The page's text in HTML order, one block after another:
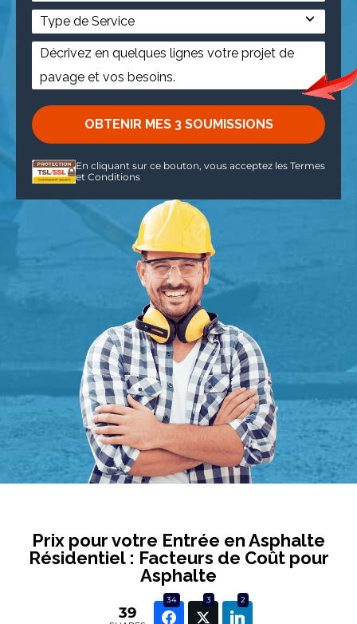
En cliquant sur ce bouton, vous acceptez les Termes
et Conditions
Prix pour votre Entrée en Asphalte
Résidentiel : Facteurs de Coût pour
Asphalte
39
34 3 2